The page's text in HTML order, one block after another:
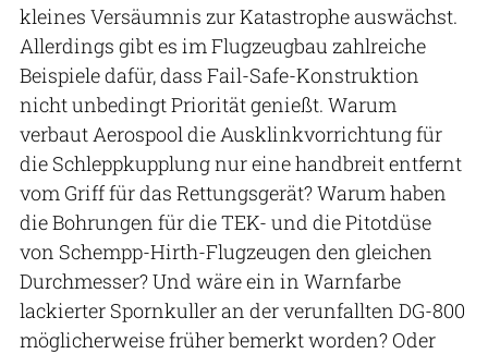
kleines Versäumnis zur Katastrophe auswächst.
Allerdings gibt es im Flugzeugbau zahlreiche
Beispiele dafür, dass Fail-Safe-Konstruktion
nicht unbedingt Priorität genießt. Warum
verbaut Aerospool die Ausklinkvorrichtung für
die Schleppkupplung nur eine handbreit entfernt
vom Griff für das Rettungsgerät? Warum haben
die Bohrungen für die TEK- und die Pitotdüse
von Schempp-Hirth-Flugzeugen den gleichen
Durchmesser? Und wäre ein in Warnfarbe
lackierter Spornkuller an der verunfallten DG-800
möglicherweise früher bemerkt worden? Oder